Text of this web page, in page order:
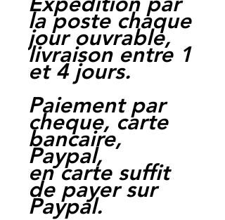
la poste chaque
jour ouvrable,
livraison entre 1
et 4 jours.
Paiement par
cheque, carte
bancaire,
Paypal,
en carte suffit
de payer sur
Paypal.